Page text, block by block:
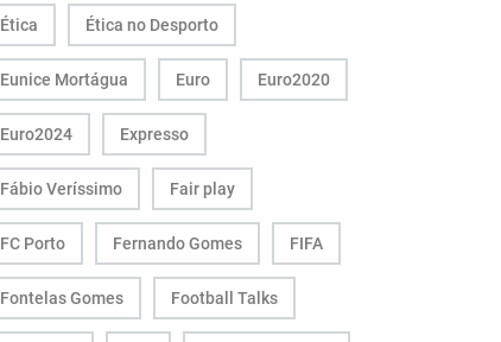
Ética Ética no Desporto
Eunice Mortágua Euro Euro2020
Euro2024 Expresso
Fábio Veríssimo Fair play
FC Porto Fernando Gomes FIFA
Fontelas Gomes Football Talks